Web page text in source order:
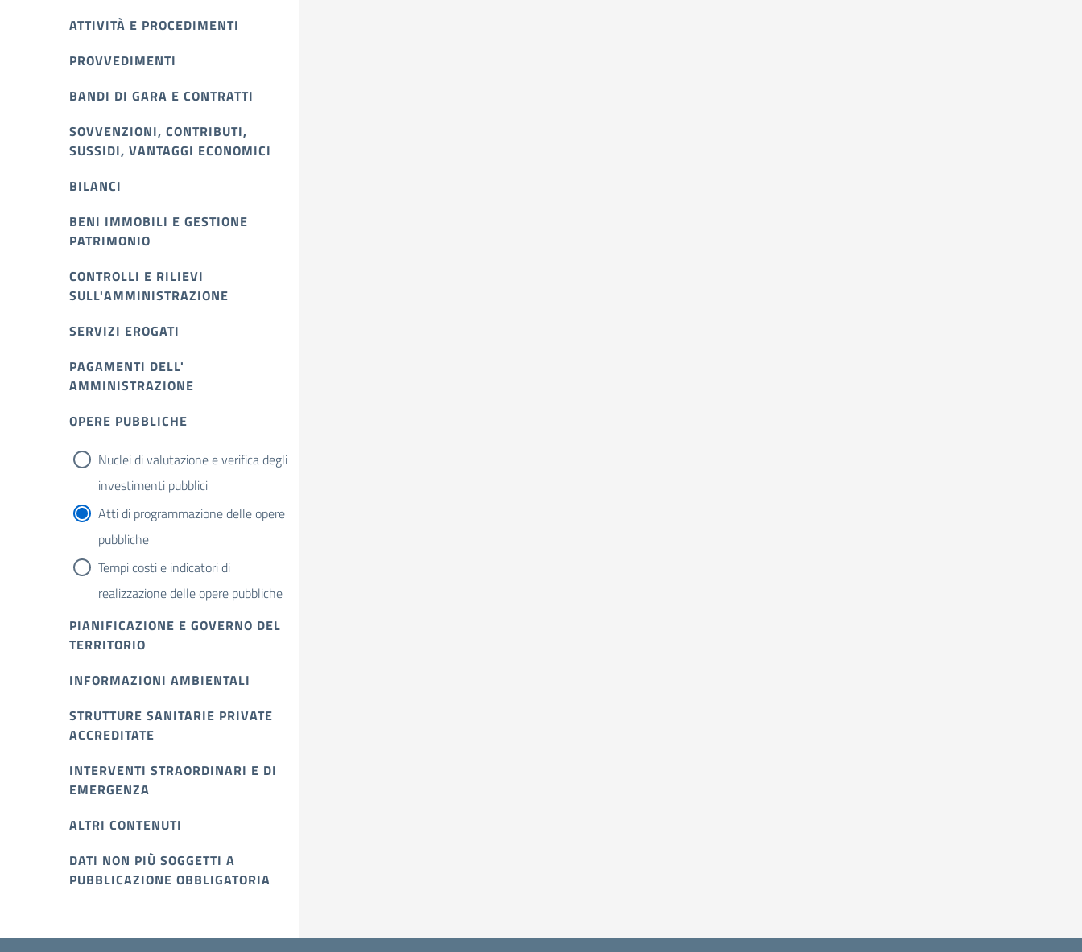
ATTIVITÀ E PROCEDIMENTI
PROVVEDIMENTI
BANDI DI GARA E CONTRATTI
SOVVENZIONI, CONTRIBUTI,
SUSSIDI, VANTAGGI ECONOMICI
BILANCI
BENI IMMOBILI E GESTIONE
PATRIMONIO
CONTROLLI E RILIEVI
SULL'AMMINISTRAZIONE
SERVIZI EROGATI
PAGAMENTI DELL'
AMMINISTRAZIONE
OPERE PUBBLICHE
Nuclei di valutazione e verifica degli
investimenti pubblici
Atti di programmazione delle opere
pubbliche
Tempi costi e indicatori di
realizzazione delle opere pubbliche
PIANIFICAZIONE E GOVERNO DEL
TERRITORIO
INFORMAZIONI AMBIENTALI
STRUTTURE SANITARIE PRIVATE
ACCREDITATE
INTERVENTI STRAORDINARI E DI
EMERGENZA
ALTRI CONTENUTI
DATI NON PIÙ SOGGETTI A
PUBBLICAZIONE OBBLIGATORIA